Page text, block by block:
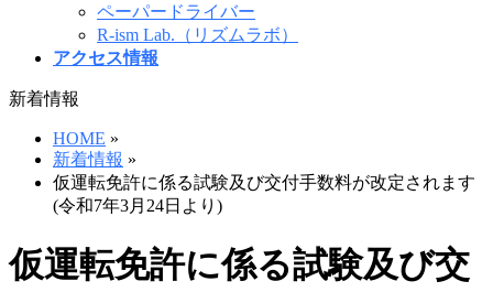
ペーパードライバー
R-ism Lab.（リズムラボ）
アクセス情報
新着情報
HOME »
新着情報 »
仮運転免許に係る試験及び交付手数料が改定されます
(令和7年3月24日より)
仮運転免許に係る試験及び交